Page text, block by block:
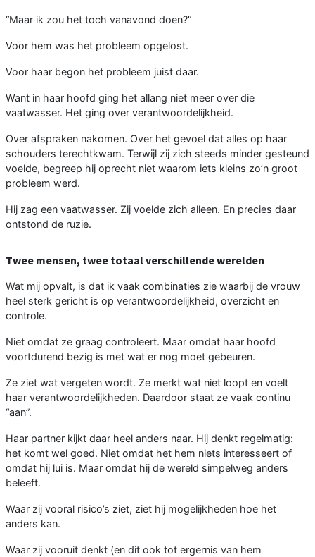
“Maar ik zou het toch vanavond doen?”
Voor hem was het probleem opgelost.
Voor haar begon het probleem juist daar.
Want in haar hoofd ging het allang niet meer over die
vaatwasser. Het ging over verantwoordelijkheid.
Over afspraken nakomen. Over het gevoel dat alles op haar
schouders terechtkwam. Terwijl zij zich steeds minder gesteund
voelde, begreep hij oprecht niet waarom iets kleins zo’n groot
probleem werd.
Hij zag een vaatwasser. Zij voelde zich alleen. En precies daar
ontstond de ruzie.
Twee mensen, twee totaal verschillende werelden
Wat mij opvalt, is dat ik vaak combinaties zie waarbij de vrouw
heel sterk gericht is op verantwoordelijkheid, overzicht en
controle.
Niet omdat ze graag controleert. Maar omdat haar hoofd
voortdurend bezig is met wat er nog moet gebeuren.
Ze ziet wat vergeten wordt. Ze merkt wat niet loopt en voelt
haar verantwoordelijkheden. Daardoor staat ze vaak continu
“aan”.
Haar partner kijkt daar heel anders naar. Hij denkt regelmatig:
het komt wel goed. Niet omdat het hem niets interesseert of
omdat hij lui is. Maar omdat hij de wereld simpelweg anders
beleeft.
Waar zij vooral risico’s ziet, ziet hij mogelijkheden hoe het
anders kan.
Waar zij vooruit denkt (en dit ook tot ergernis van hem